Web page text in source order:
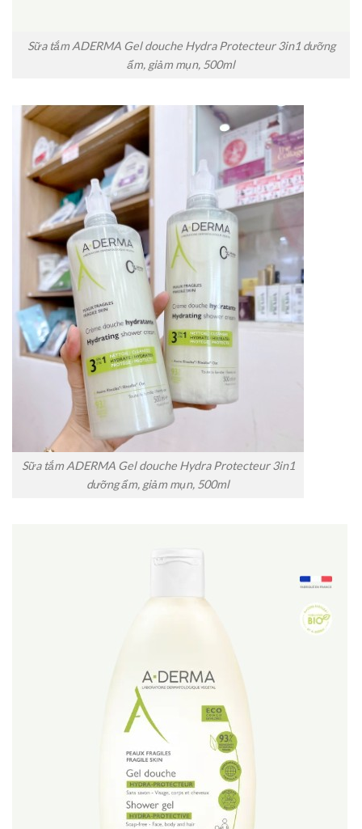
Sữa tắm ADERMA Gel douche Hydra Protecteur 3in1 dưỡng
ẩm, giảm mụn, 500ml
Sữa tắm ADERMA Gel douche Hydra Protecteur 3in1
dưỡng ẩm, giảm mụn, 500ml